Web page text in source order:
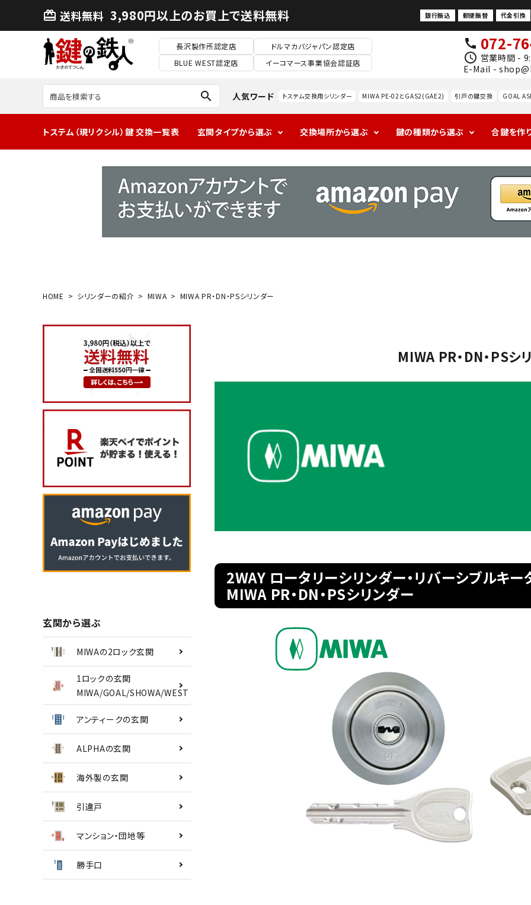
card_giftcard 送料無料 3,980円以上のお買上で送料無料 銀行振込 郵便振替 代金引換
長沢製作所認定店
ドルマカバジャパン認定店
BLUE WEST認定店
イーコマース事業協会認証店
call 072-
schedule 営業時間 -
E-Mail -
search 人気ワード トステム交換用シリンダー MIWA PE-02とGAS2(GAE2) 引戸の鍵交換 GOAL
トステム（現リクシル）鍵 交換一覧表 玄関タイプから選ぶ
MIWA2ロック玄
関
玄関
海外
交換場所から選ぶ
室
内
錠
ドアノ
ブ交
レバ
ドル
鍵の種類から選ぶ
防犯対策
合鍵を作
ドアノブの交換
レバーハンドル錠の交換
レバーハンドルのみ交換
暗証番号錠
INFORMATION
ACCOUNT MENU
ようこそ ゲスト 様
person 会員登録
HOME シリンダーの紹介 MIWA MIWA PR・DN・PSシリンダー
玄関から選ぶ
MIWAの2ロック玄関
1ロックの玄関
MIWA/GOAL/SHOWA/WEST
アンティークの玄関
ALPHAの玄関
海外製の玄関
引違戸
マンション・団地等
勝手口
MIWA PR・DN・PSシ
2WAY ロータリーシリンダー・リバーシブルキー
MIWA PR・DN・PSシリンダー